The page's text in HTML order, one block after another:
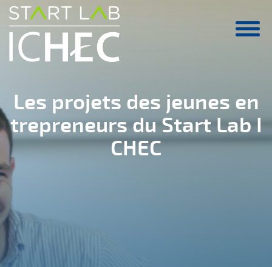
Aller au contenu principal
Les projets des jeunes en
trepreneurs du Start Lab I
CHEC